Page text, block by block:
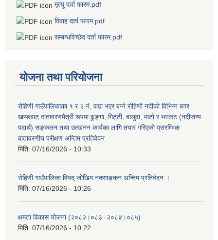
मृत्यु दर्ता फारम.pdf
विवाह दर्ता फारम.pdf
सम्बन्धविच्छेद दर्ता फारम.pdf
योजना तथा परियोजना
रोहिणी गाउँपालिकाका १ र २ नं. वडा भएर बग्ने रोहिणी नदीको विभिन्न बगर
खण्डबाट वातावरणमैत्री रूपमा ढुङ्गा, गिट्टी, बालुवा, माटो र भस्कट (नदीजन्य
पदार्थ) सङ्कलन तथा उत्खनन कार्यका लागि तयार गरिएको प्रारम्भिक
वातावरणीय परीक्षण अन्तिम प्रतिवेदन
मिति: 07/16/2026 - 10:33
रोहिणी गाउँपालिका विपद् जोखिम नक्साङ्कन अन्तिम प्रतिवेदन ।
मिति: 07/16/2026 - 10:26
क्षमता विकास योजना (२०८२।०८३‍ -२०८४।०८५)
मिति: 07/16/2026 - 10:22